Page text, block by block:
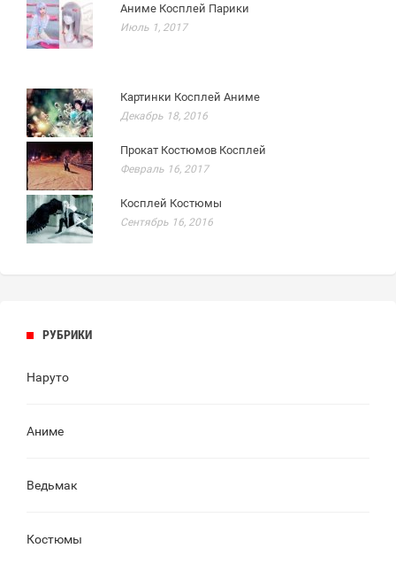
Аниме Косплей Парики
Июль 1, 2017
Картинки Косплей Аниме
Декабрь 18, 2016
Прокат Костюмов Косплей
Февраль 16, 2017
Косплей Костюмы
Сентябрь 16, 2016
РУБРИКИ
Наруто
Аниме
Ведьмак
Костюмы